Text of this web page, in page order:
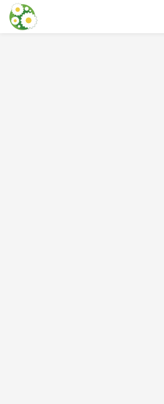
本文に飛ぶ